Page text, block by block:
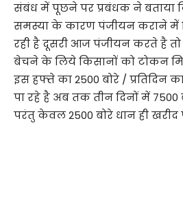
संबंध में पूछने पर प्रबंधक ने बताया
समस्या के कारण पंजीयन कराने में
रही है दूसरी आज पंजीयन करते है
बेचने के लिये किसानों को टोकन
इस हफ्ते का 2500 बोरे / प्रतिदिन
पा रहे है अब तक तीन दिनों में 7500
परंतु केवल 2500 बोरे धान ही खरीद